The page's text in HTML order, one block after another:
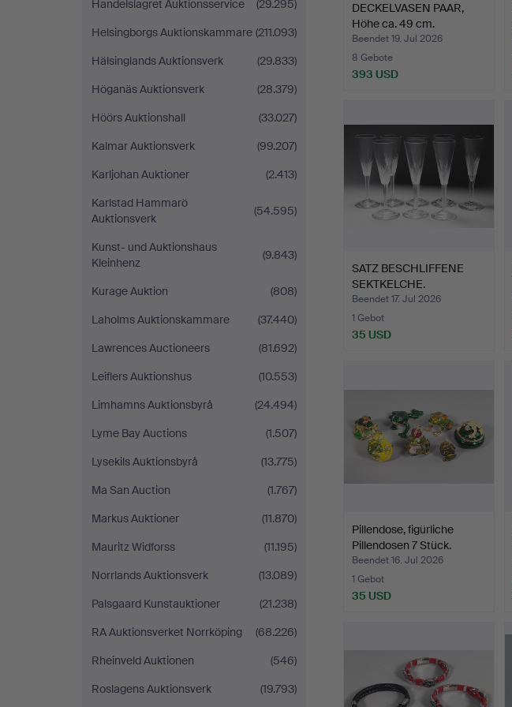
Handelslagret Auktionsservice
(29.295)
Helsingborgs Auktionskammare (211.093)
Hälsinglands Auktionsverk
(29.833)
Höganäs Auktionsverk
(28.379)
Höörs Auktionshall
(33.027)
Kalmar Auktionsverk
(99.207)
Karljohan Auktioner
(2.413)
Karlstad Hammarö
Auktionsverk
(54.595)
Kunst- und Auktionshaus
Kleinhenz
(9.843)
Kurage Auktion
(808)
Laholms Auktionskammare
(37.440)
Lawrences Auctioneers
(81.692)
Leiflers Auktionshus
(10.553)
Limhamns Auktionsbyrå
(24.494)
Lyme Bay Auctions
(1.507)
Lysekils Auktionsbyrå
(13.775)
Ma San Auction
(1.767)
Markus Auktioner
(11.870)
Mauritz Widforss
(11.195)
Norrlands Auktionsverk
(13.089)
Palsgaard Kunstauktioner
(21.238)
RA Auktionsverket Norrköping
(68.226)
Rheinveld Auktionen
(546)
Roslagens Auktionsverk
(19.793)
DECKELVASEN PAAR,
Höhe ca. 49 cm.
Beendet 19. Jul 2026
8 Gebote
393 USD
SATZ BESCHLIFFENE
SEKTKELCHE.
Beendet 17. Jul 2026
1 Gebot
35 USD
Pillendose, figürliche
Pillendosen 7 Stück.
Beendet 16. Jul 2026
1 Gebot
35 USD